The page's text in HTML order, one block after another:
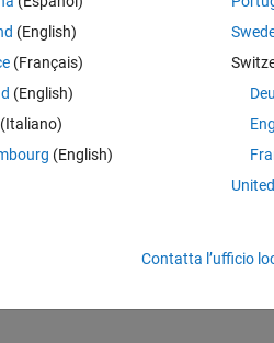
(English)
(Français)
(English)
(Italiano)
(English)
Contatta l’ufficio